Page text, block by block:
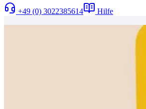
+49 (0) 3022385614 Hilfe